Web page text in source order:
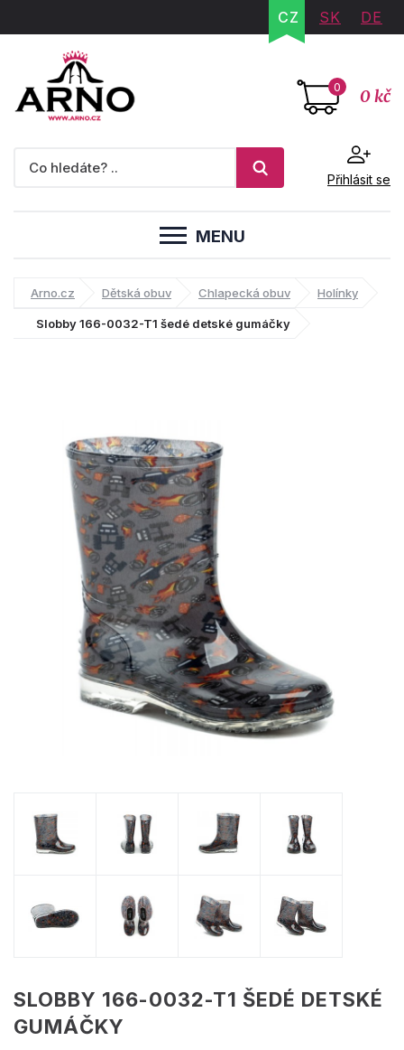
CZ SK DE
0 0 kč
Přihlásit se
MENU
Arno.cz Dětská obuv Chlapecká obuv Holínky
Slobby 166-0032-T1 šedé detské gumáčky
SLOBBY 166-0032-T1 ŠEDÉ DETSKÉ
GUMÁČKY